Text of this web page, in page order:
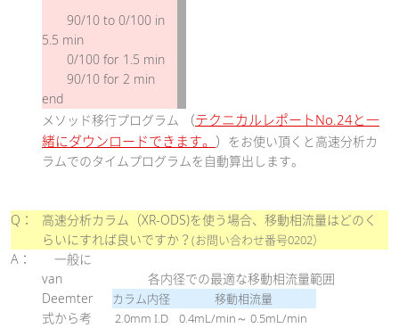
90/10 to 0/100 in
5.5 min
0/100 for 1.5 min
90/10 for 2 min
end
メソッド移行プログラム
（テクニカルレポートNo.24と一
緒にダウンロードできます。 ） をお使い頂くと高速分析カ
ラムでのタイムプログラムを自動算出します。
Q：
高速分析カラム（XR-ODS)を使う場合、移動相流量はどのく
らいにすれば良いですか？ (お問い合わせ番号0202）
A：
一般に
van
Deemter
式から考
各内径での最適な移動相流量範囲
カラム内径
移動相流量
2.0mm I.D
0.4mL/min～ 0.5mL/min